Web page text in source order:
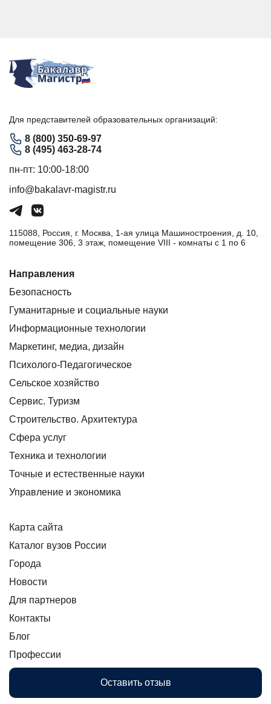
Для представителей образовательных организаций:
8 (800) 350-69-97
8 (495) 463-28-74
пн-пт: 10:00-18:00
info@bakalavr-magistr.ru
115088, Россия, г. Москва, 1-ая улица Машиностроения, д. 10,
помещение 306, 3 этаж, помещение VIII - комнаты с 1 по 6
Направления
Безопасность
Гуманитарные и социальные науки
Информационные технологии
Маркетинг, медиа, дизайн
Психолого-Педагогическое
Сельское хозяйство
Сервис. Туризм
Строительство. Архитектура
Сфера услуг
Техника и технологии
Точные и естественные науки
Управление и экономика
Карта сайта
Каталог вузов России
Города
Новости
Для партнеров
Контакты
Блог
Профессии
Оставить отзыв